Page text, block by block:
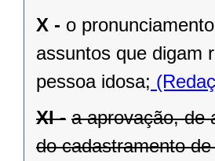
X - o
assuntos que digam
pessoa idosa;
XI - a aprovação, de
do cadastramento